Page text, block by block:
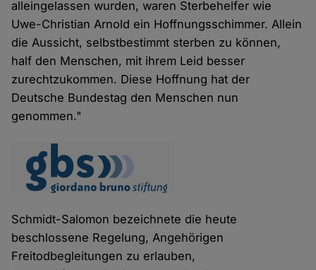
alleingelassen wurden, waren Sterbehelfer wie
Uwe-Christian Arnold ein Hoffnungsschimmer. Allein
die Aussicht, selbstbestimmt sterben zu können,
half den Menschen, mit ihrem Leid besser
zurechtzukommen. Diese Hoffnung hat der
Deutsche Bundestag den Menschen nun
genommen."
Schmidt-Salomon bezeichnete die heute
beschlossene Regelung, Angehörigen
Freitodbegleitungen zu erlauben,